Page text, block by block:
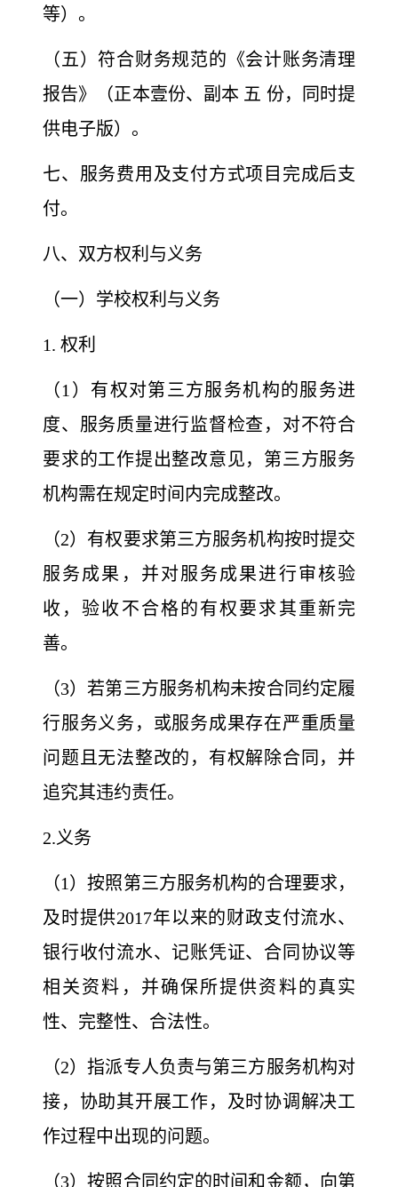
等）。
（五）符合财务规范的《会计账务清理
报告》（正本壹份、 副本 五 份，同时提
供电子版）。
七、服务费用及支付方式项目完成后支
付。
八、双方权利与义务
（一）学校权利与义务
1. 权利
（1）有权对第三方服务机构的服务进
度、服务质量进行监督检查，对不符合
要求的工作提出整改意见，第三方服务
机构需在规定时间内完成整改。
（2）有权要求第三方服务机构按时提交
服务成果，并对服务成果进行审核验
收，验收不合格的有权要求其重新完
善。
（3）若第三方服务机构未按合同约定履
行服务义务，或服务成果存在严重质量
问题且无法整改的，有权解除合同，并
追究其违约责任。
2.义务
（1）按照第三方服务机构的合理要求，
及时提供2017年以来的财政支付流水、
银行收付流水、记账凭证、合同协议等
相关资料，并确保所提供资料的真实
性、完整性、合法性。
（2）指派专人负责与第三方服务机构对
接，协助其开展工作，及时协调解决工
作过程中出现的问题。
（3）按照合同约定的时间和金额，向第